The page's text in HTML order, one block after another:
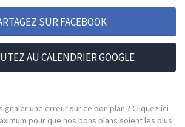
SUR FACEBOOK
AU CALENDRIER GOOGLE
une erreur sur ce bon plan ? Cliquez ici
pour que nos bons plans soient les plus